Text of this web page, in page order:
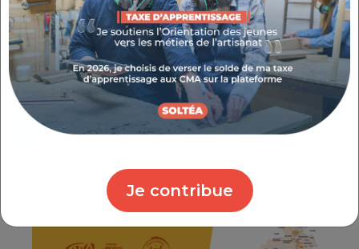
Je contribue
La CMA a créé la charte “Artisanat et
Saveurs des Alpes-du-Sud” pour valoriser
l’engagement des chefs d’entreprises
artisanales sur l’origine de leurs matières
premières et l’authenticité de leur
fabrication.